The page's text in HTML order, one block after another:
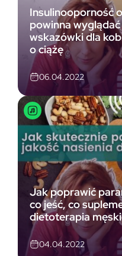
Insulinooporność
powinna
wskazówki dla
o ciążę
06.04.2022
Jak poprawić
co jeść, co
dietoterapia
04.04.2022